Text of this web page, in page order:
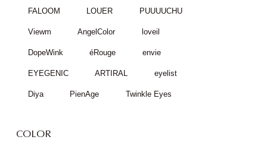
FALOOM LOUER PUUUUCHU
Viewm AngelColor loveil
DopeWink éRouge envie
EYEGENIC ARTIRAL eyelist
Diya PienAge Twinkle Eyes
COLOR